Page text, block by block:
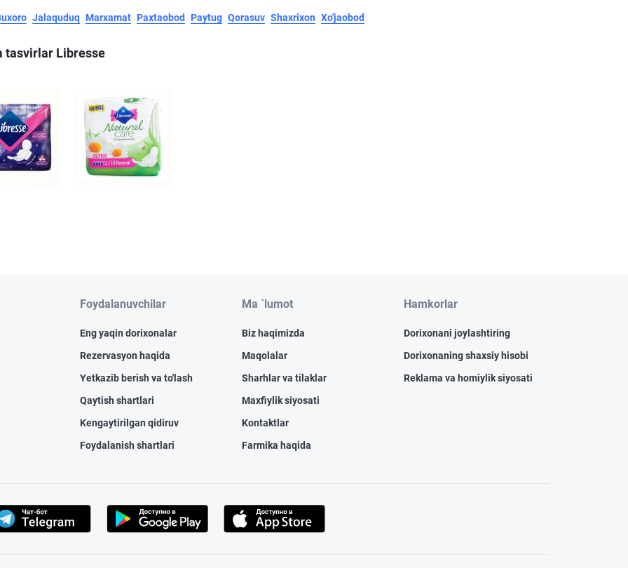
Jalaquduq Marxamat Paxtaobod Paytug Qorasuv Shaxrixon Xo'jaobod
tasvirlar Libresse
Foydalanuvchilar
Eng yaqin dorixonalar
Rezervasyon haqida
Yetkazib berish va to'lash
Qaytish shartlari
Kengaytirilgan qidiruv
Foydalanish shartlari
Ma `lumot
Biz haqimizda
Maqolalar
Sharhlar va tilaklar
Maxfiylik siyosati
Kontaktlar
Farmika haqida
Hamkorlar
Dorixonani joylashtiring
Dorixonaning shaxsiy hisobi
Reklama va homiylik siyosati